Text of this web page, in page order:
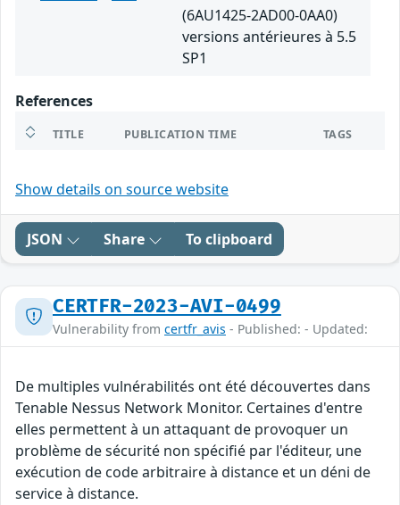
(6AU1425-2AD00-0AA0)
versions antérieures à 5.5
SP1
References
TITLE PUBLICATION TIME TAGS
Show details on source website
JSON Share To clipboard
CERTFR-2023-AVI-0499
Vulnerability from certfr_avis - Published: - Updated:
De multiples vulnérabilités ont été découvertes dans
Tenable Nessus Network Monitor. Certaines d'entre
elles permettent à un attaquant de provoquer un
problème de sécurité non spécifié par l'éditeur, une
exécution de code arbitraire à distance et un déni de
service à distance.